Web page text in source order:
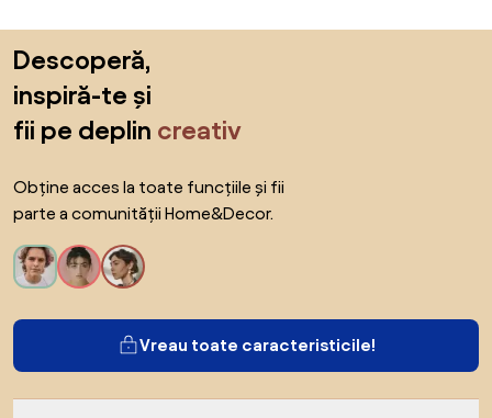
Descoperă,
inspiră-te și
fii pe deplin creativ
Obține acces la toate funcțiile și fii
parte a comunității Home&Decor.
Vreau toate caracteristicile!